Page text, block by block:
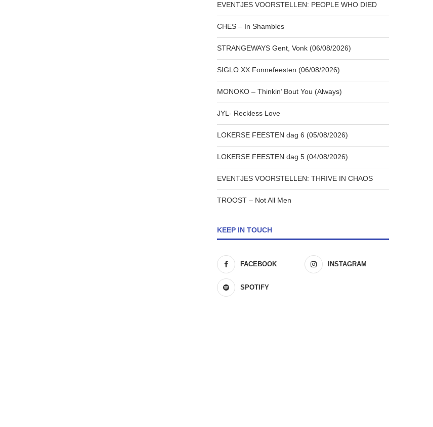
EVENTJES VOORSTELLEN: PEOPLE WHO DIED
CHES – In Shambles
STRANGEWAYS Gent, Vonk (06/08/2026)
SIGLO XX Fonnefeesten (06/08/2026)
MONOKO – Thinkin’ Bout You (Always)
JYL- Reckless Love
LOKERSE FEESTEN dag 6 (05/08/2026)
LOKERSE FEESTEN dag 5 (04/08/2026)
EVENTJES VOORSTELLEN: THRIVE IN CHAOS
TROOST – Not All Men
KEEP IN TOUCH
FACEBOOK INSTAGRAM
SPOTIFY